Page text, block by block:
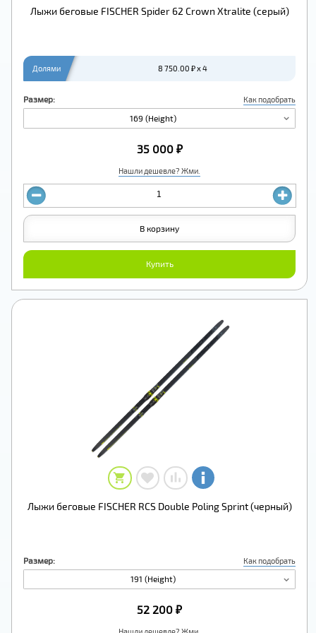
Лыжи беговые FISCHER Spider 62 Crown Xtralite (серый)
Долями 8 750.00 ₽ x 4
Размер: Как подобрать
169 (Height)
Нашли дешевле? Жми.
35 000 ₽
Купить
В корзину
Лыжи беговые FISCHER RCS Double Poling Sprint (черный)
Размер: Как подобрать
191 (Height)
52 200 ₽